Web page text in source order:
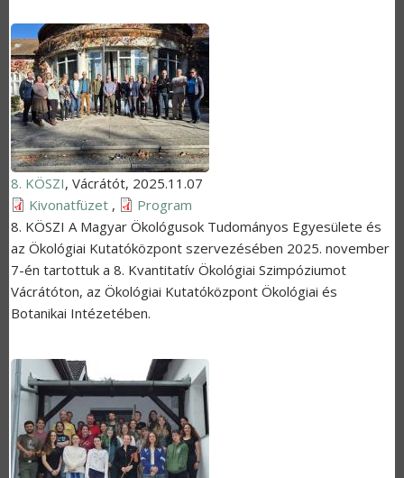
8. KÖSZI, Vácrátót, 2025.11.07
Kivonatfüzet ,
Program
8. KÖSZI A Magyar Ökológusok Tudományos Egyesülete és
az Ökológiai Kutatóközpont szervezésében 2025. november
7-én tartottuk a 8. Kvantitatív Ökológiai Szimpóziumot
Vácrátóton, az Ökológiai Kutatóközpont Ökológiai és
Botanikai Intézetében.